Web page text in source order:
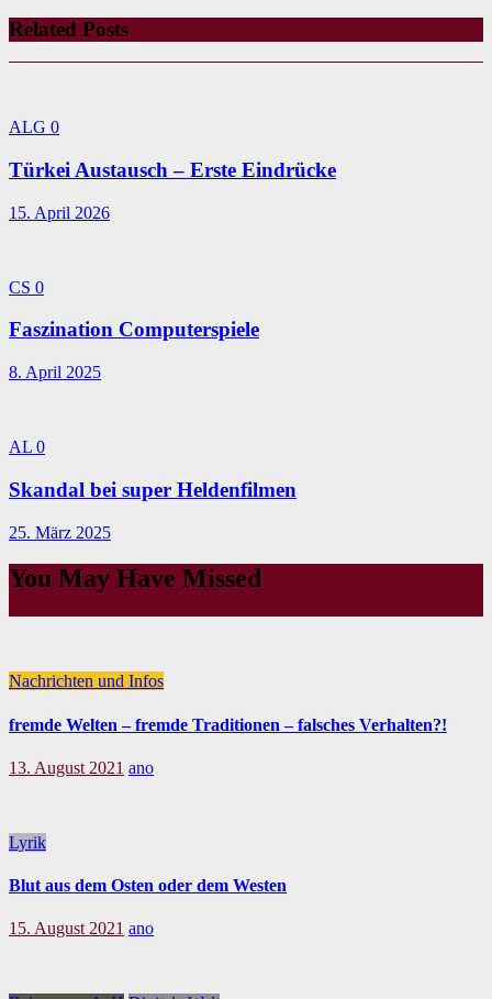
Related Posts
ALG 0
Türkei Austausch – Erste Eindrücke
15. April 2026
CS 0
Faszination Computerspiele
8. April 2025
AL 0
Skandal bei super Heldenfilmen
25. März 2025
You May Have Missed
Nachrichten und Infos
fremde Welten – fremde Traditionen – falsches Verhalten?!
13. August 2021 ano
Lyrik
Blut aus dem Osten oder dem Westen
15. August 2021 ano